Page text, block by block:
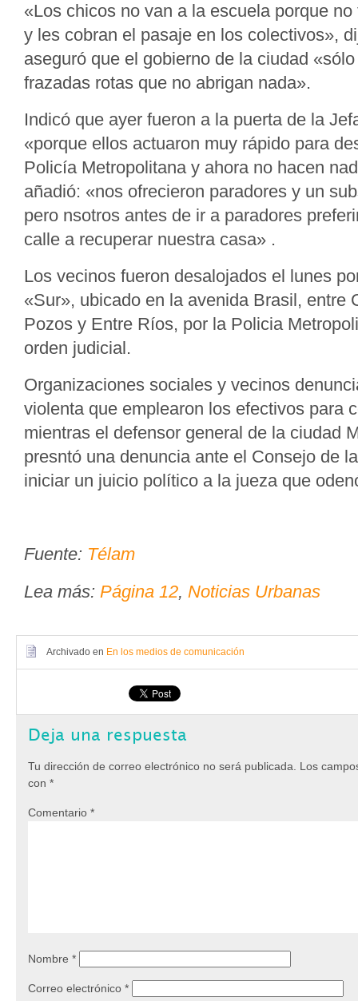
«Los chicos no van a la escuela porque
y les cobran el pasaje en los colectivos»,
aseguró que el gobierno de la ciudad
frazadas rotas que no abrigan nada».
Indicó que ayer fueron a la puerta de la
«porque ellos actuaron muy rápido para
Policía Metropolitana y ahora no hacen
añadió: «nos ofrecieron paradores y un
pero nsotros antes de ir a paradores
calle a recuperar nuestra casa» .
Los vecinos fueron desalojados el lunes
«Sur», ubicado en la avenida Brasil, entre
Pozos y Entre Ríos, por la Policia
orden judicial.
Organizaciones sociales y vecinos
violenta que emplearon los efectivos para
mientras el defensor general de la ciudad
presntó una denuncia ante el Consejo de
iniciar un juicio político a la jueza que
Fuente: Télam
Lea más: Página 12, Noticias Urbanas
Archivado en En los medios de comunicación
Deja una respuesta
Tu dirección de correo electrónico no será publicada.
Los
con *
Comentario *
Nombre *
Correo electrónico *